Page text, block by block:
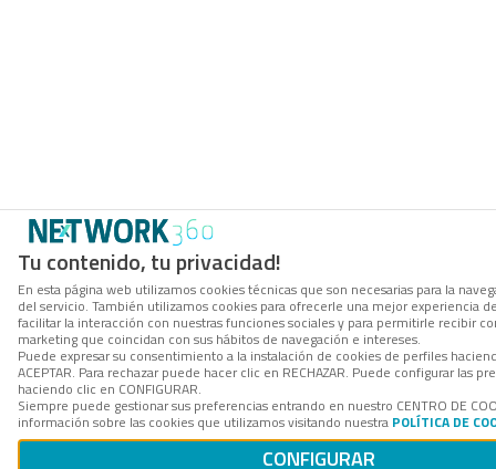
Tu contenido, tu privacidad!
En esta página web utilizamos cookies técnicas que son necesarias para la
del servicio. También utilizamos cookies para ofrecerle una mejor experiencia
facilitar la interacción con nuestras funciones sociales y para permitirle recibir
marketing que coincidan con sus hábitos de navegación e intereses.
Puede expresar su consentimiento a la instalación de cookies de perfiles
ACEPTAR. Para rechazar puede hacer clic en RECHAZAR. Puede configurar las
haciendo clic en CONFIGURAR.
Siempre puede gestionar sus preferencias entrando en nuestro CENTRO DE
información sobre las cookies que utilizamos visitando nuestra POLÍTICA DE
CONFIGURAR